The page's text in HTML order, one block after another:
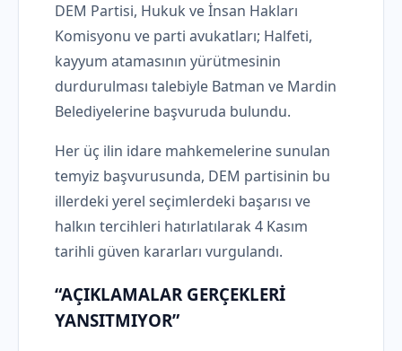
DEM Partisi, Hukuk ve İnsan Hakları
Komisyonu ve parti avukatları; Halfeti,
kayyum atamasının yürütmesinin
durdurulması talebiyle Batman ve Mardin
Belediyelerine başvuruda bulundu.
Her üç ilin idare mahkemelerine sunulan
temyiz başvurusunda, DEM partisinin bu
illerdeki yerel seçimlerdeki başarısı ve
halkın tercihleri ​​hatırlatılarak 4 Kasım
tarihli güven kararları vurgulandı.
“AÇIKLAMALAR GERÇEKLERİ
YANSITMIYOR”